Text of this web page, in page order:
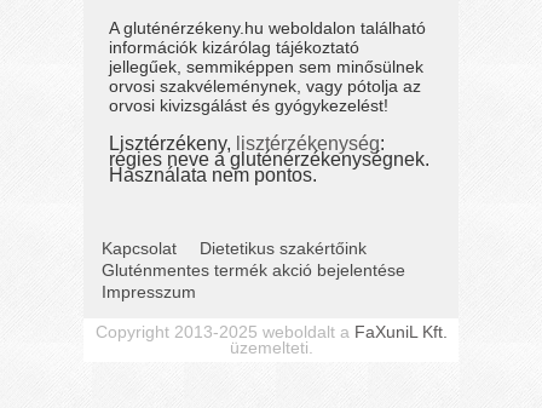
A gluténérzékeny.hu weboldalon található
információk kizárólag tájékoztató
jellegűek, semmiképpen sem minősülnek
orvosi szakvéleménynek, vagy pótolja az
orvosi kivizsgálást és gyógykezelést!
Lisztérzékeny, lisztérzékenység:
régies neve a gluténérzékenységnek.
Használata nem pontos.
Kapcsolat
Dietetikus szakértőink
Gluténmentes termék akció bejelentése
Impresszum
Copyright 2013-2025 weboldalt a FaXuniL Kft.
üzemelteti.